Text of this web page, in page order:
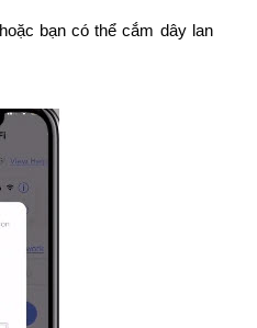
bạn có thể cắm dây lan